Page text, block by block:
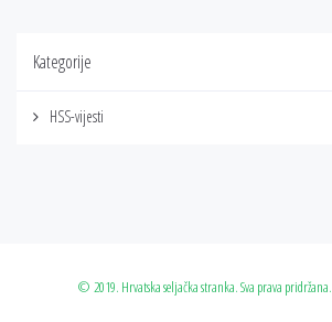
Kategorije
HSS-vijesti
© 2019. Hrvatska seljačka stranka. Sva prava pridržana.